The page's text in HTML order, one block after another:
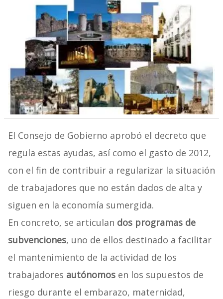
El Consejo de Gobierno aprobó el decreto que
regula estas ayudas, así como el gasto de 2012,
con el fin de contribuir a regularizar la situación
de trabajadores que no están dados de alta y
siguen en la economía sumergida.
En concreto, se articulan dos programas de
subvenciones, uno de ellos destinado a facilitar
el mantenimiento de la actividad de los
trabajadores autónomosen los supuestos de
riesgo durante el embarazo, maternidad,